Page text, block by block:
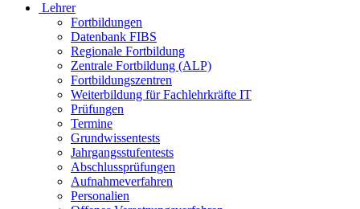
Lehrer
Fortbildungen
Datenbank FIBS
Regionale Fortbildung
Zentrale Fortbildung (ALP)
Fortbildungszentren
Weiterbildung für Fachlehrkräfte IT
Prüfungen
Termine
Grundwissentests
Jahrgangsstufentests
Abschlussprüfungen
Aufnahmeverfahren
Personalien